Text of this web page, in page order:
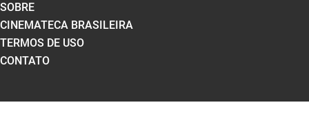
SOBRE
CINEMATECA BRASILEIRA
TERMOS DE USO
CONTATO